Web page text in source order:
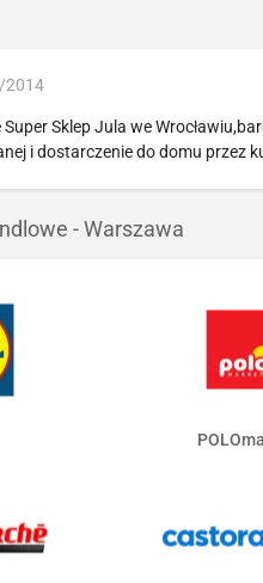
2014
Sklep Jula we
i dostarczenie do domu przez
- Warszawa